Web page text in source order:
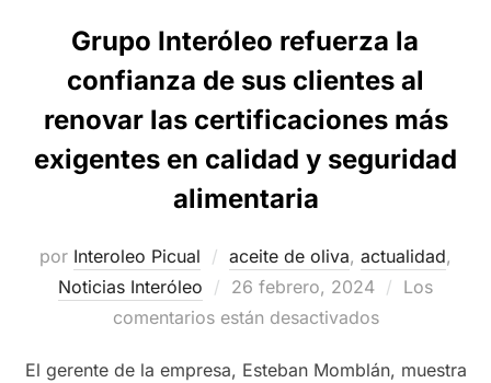
Grupo Interóleo refuerza la
confianza de sus clientes al
renovar las certificaciones más
exigentes en calidad y seguridad
alimentaria
por Interoleo Picual aceite de oliva, actualidad,
Noticias Interóleo
Publicado
el
26 febrero, 2024
Los
comentarios están desactivados
El gerente de la empresa, Esteban Momblán, muestra